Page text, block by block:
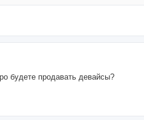
будете продавать девайсы?